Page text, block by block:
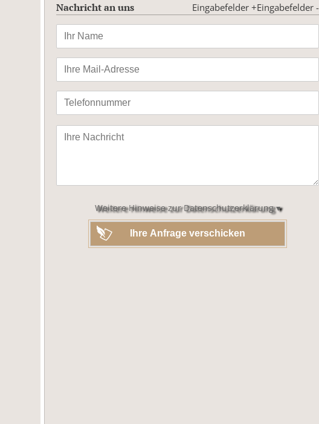
Nachricht an uns Eingabefelder -
Eingabefelder +
Bitte
lasse
leer.
Weitere Hinweise zur Datenschutzerklärung ▾